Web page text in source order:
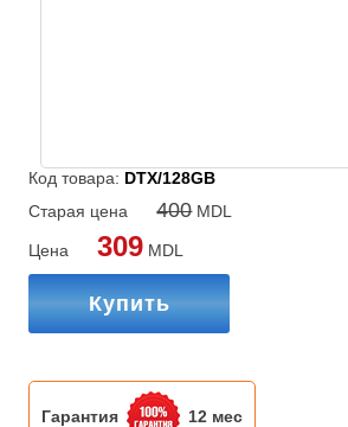
Код товара: DTX/128GB
Старая цена
400MDL
Цена 309 MDL
Купить
Гарантия 12 мес